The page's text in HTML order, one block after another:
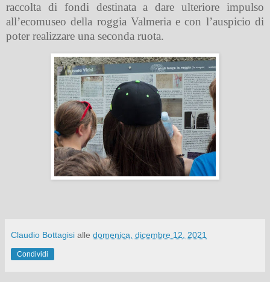
raccolta di fondi destinata a dare ulteriore impulso
all’ecomuseo della roggia Valmeria e con l’auspicio di
poter realizzare una seconda ruota.
Claudio Bottagisi alle domenica, dicembre 12, 2021
Condividi